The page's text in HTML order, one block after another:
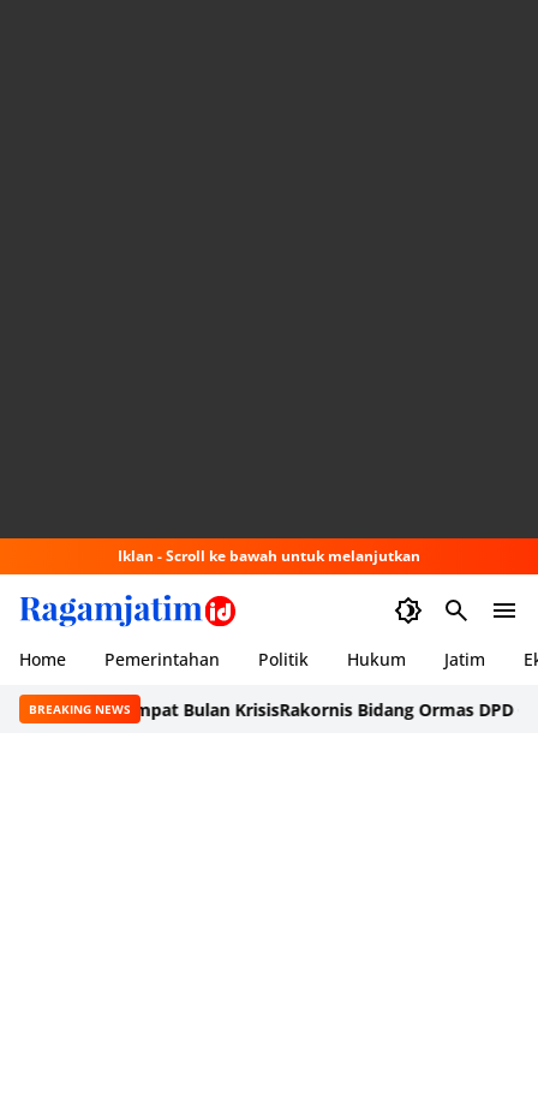
Iklan - Scroll ke bawah untuk melanjutkan
Home Pemerintahan Politik Hukum Jatim
BREAKING NEWS
Empat Bulan KrisisRakornis Bidang Ormas DPD Golkar